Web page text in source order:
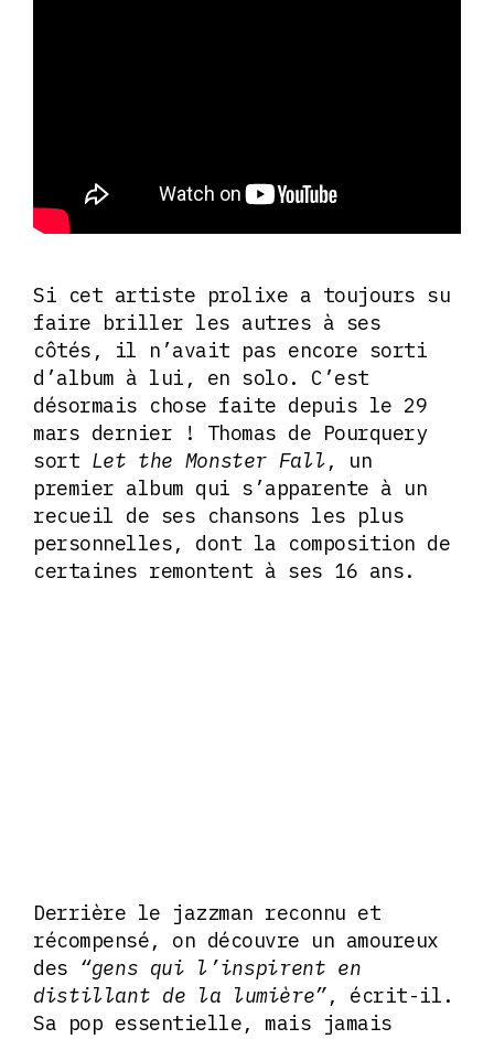
Si cet artiste prolixe a toujours su
faire briller les autres à ses
côtés, il n’avait pas encore sorti
d’album à lui, en solo. C’est
désormais chose faite depuis le 29
mars dernier ! Thomas de Pourquery
sort Let the Monster Fall, un
premier album qui s’apparente à un
recueil de ses chansons les plus
personnelles, dont la composition de
certaines remontent à ses 16 ans.
Derrière le jazzman reconnu et
récompensé, on découvre un amoureux
des “gens qui l’inspirent en
distillant de la lumière”, écrit-il.
Sa pop essentielle, mais jamais